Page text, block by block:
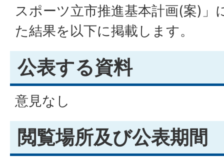
スポーツ立市推進基本計画(案)」
た結果を以下に掲載します。
公表する資料
意見なし
閲覧場所及び公表期間